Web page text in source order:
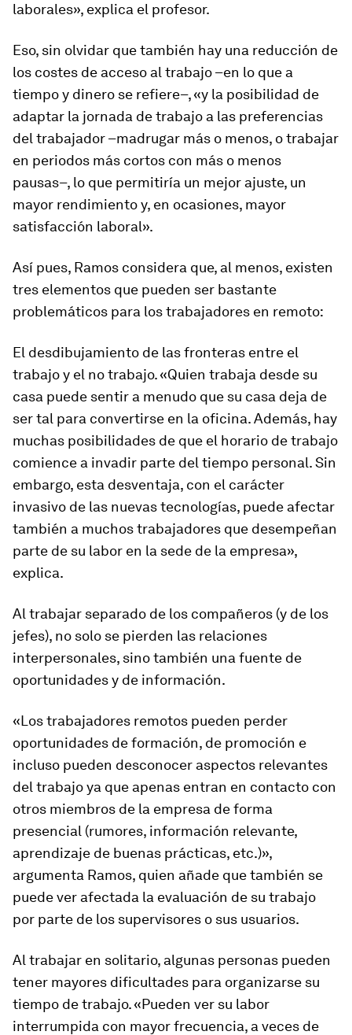
laborales», explica el profesor.
Eso, sin olvidar que también hay una reducción de
los costes de acceso al trabajo –en lo que a
tiempo y dinero se refiere–, «y la posibilidad de
adaptar la jornada de trabajo a las preferencias
del trabajador –madrugar más o menos, o trabajar
en periodos más cortos con más o menos
pausas–, lo que permitiría un mejor ajuste, un
mayor rendimiento y, en ocasiones, mayor
satisfacción laboral».
Así pues, Ramos considera que, al menos, existen
tres elementos que pueden ser bastante
problemáticos para los trabajadores en remoto:
El desdibujamiento de las fronteras entre el
trabajo y el no trabajo. «Quien trabaja desde su
casa puede sentir a menudo que su casa deja de
ser tal para convertirse en la oficina. Además, hay
muchas posibilidades de que el horario de trabajo
comience a invadir parte del tiempo personal. Sin
embargo, esta desventaja, con el carácter
invasivo de las nuevas tecnologías, puede afectar
también a muchos trabajadores que desempeñan
parte de su labor en la sede de la empresa»,
explica.
Al trabajar separado de los compañeros (y de los
jefes), no solo se pierden las relaciones
interpersonales, sino también una fuente de
oportunidades y de información.
«Los trabajadores remotos pueden perder
oportunidades de formación, de promoción e
incluso pueden desconocer aspectos relevantes
del trabajo ya que apenas entran en contacto con
otros miembros de la empresa de forma
presencial (rumores, información relevante,
aprendizaje de buenas prácticas, etc.)»,
argumenta Ramos, quien añade que también se
puede ver afectada la evaluación de su trabajo
por parte de los supervisores o sus usuarios.
Al trabajar en solitario, algunas personas pueden
tener mayores dificultades para organizarse su
tiempo de trabajo. «Pueden ver su labor
interrumpida con mayor frecuencia, a veces de